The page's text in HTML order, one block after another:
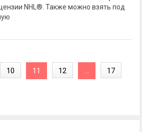
NHL®. Также можно взять под
10 11 12 ... 17